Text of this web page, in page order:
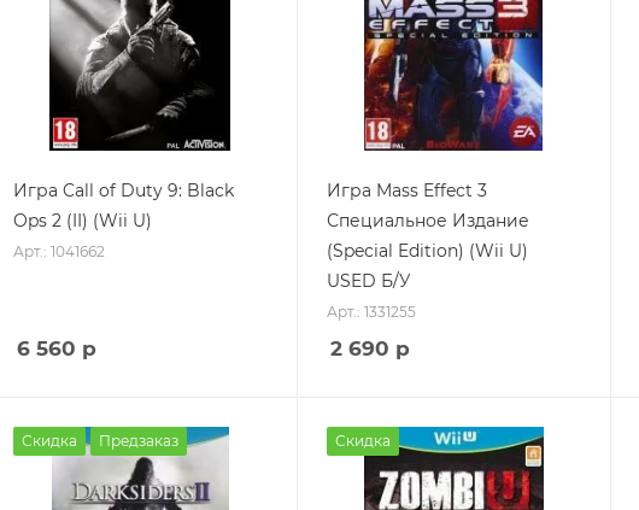
Игра Call of Duty 9: Black
Ops 2 (II) (Wii U)
Арт.: 1041662
6 560 р
Игра Mass Effect 3
Специальное Издание
(Special Edition) (Wii U)
USED Б/У
Арт.: 1331255
2 690 р
Скидка Предзаказ Скидка